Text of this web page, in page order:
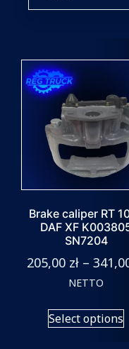
Brake caliper RT
DAF XF
SN7204
205,00 zł –
NETTO
Select options